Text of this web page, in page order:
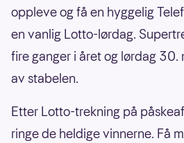
oppleve og få en hyggelig
en vanlig Lotto-lørdag.
fire ganger i året og lørdag 30.
av stabelen.
Etter Lotto-trekning på
ringe de heldige vinnerne. Få